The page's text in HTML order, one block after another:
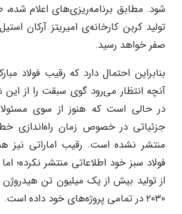
شود. مطابق برنامه‌ریزی‌های اعلام شده،
صفر خواهد رسید.
بنابراین احتمال دارد که رقیب فولاد
آنچه انتظار می‌رود گوی سبقت را از این
در حالی است که هنوز از سوی
جزئیاتی در خصوص زمان راه‌اندازی خط
منتشر نشده است. رقیب اماراتی نیز
فولاد سبز خود اطلاعاتی منتشر نکرده؛
از تولید بیش از یک میلیون تن هیدروژن
۲۰۳۰ در تمامی پروژه‌های خود داده است.